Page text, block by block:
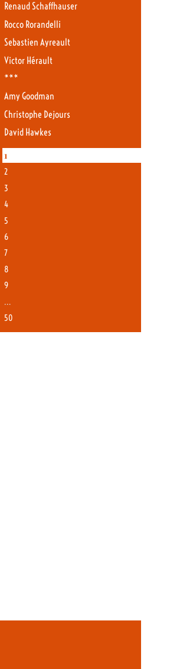
Renaud Schaffhauser
Rocco Rorandelli
Sebastien Ayreault
Victor Hérault
***
Amy Goodman
Christophe Dejours
David Hawkes
1
2
3
4
5
6
7
8
9
…
50